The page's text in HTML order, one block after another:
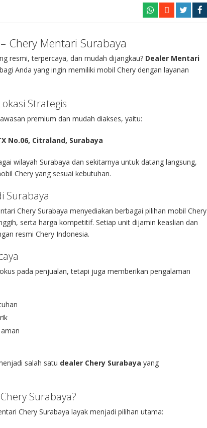
Chery Mentari Surabaya
resmi, terpercaya, dan mudah dijangkau? Dealer Mentari
Anda yang ingin memiliki mobil Chery dengan layanan
Strategis
premium dan mudah diakses, yaitu:
No.06, Citraland, Surabaya
wilayah Surabaya dan sekitarnya untuk datang langsung,
Chery yang sesuai kebutuhan.
Surabaya
Chery Surabaya menyediakan berbagai pilihan mobil Chery
serta harga kompetitif. Setiap unit dijamin keaslian dan
resmi Chery Indonesia.
pada penjualan, tetapi juga memberikan pengalaman
salah satu dealer Chery Surabaya yang
Surabaya?
Chery Surabaya layak menjadi pilihan utama: